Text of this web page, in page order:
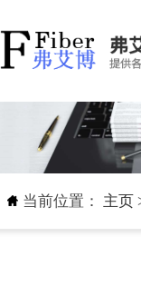
当前位置： 主页